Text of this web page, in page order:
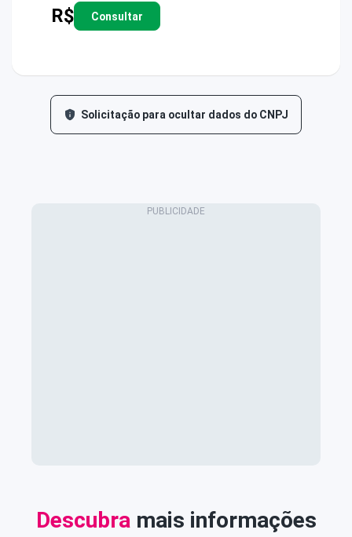
R$ Consultar
Solicitação para ocultar dados do CNPJ
Descubra mais informações